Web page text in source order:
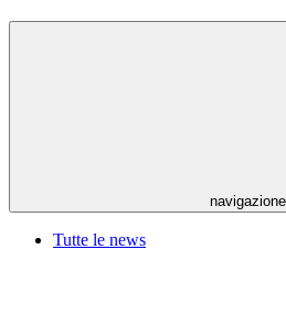
navigazione
Tutte le news